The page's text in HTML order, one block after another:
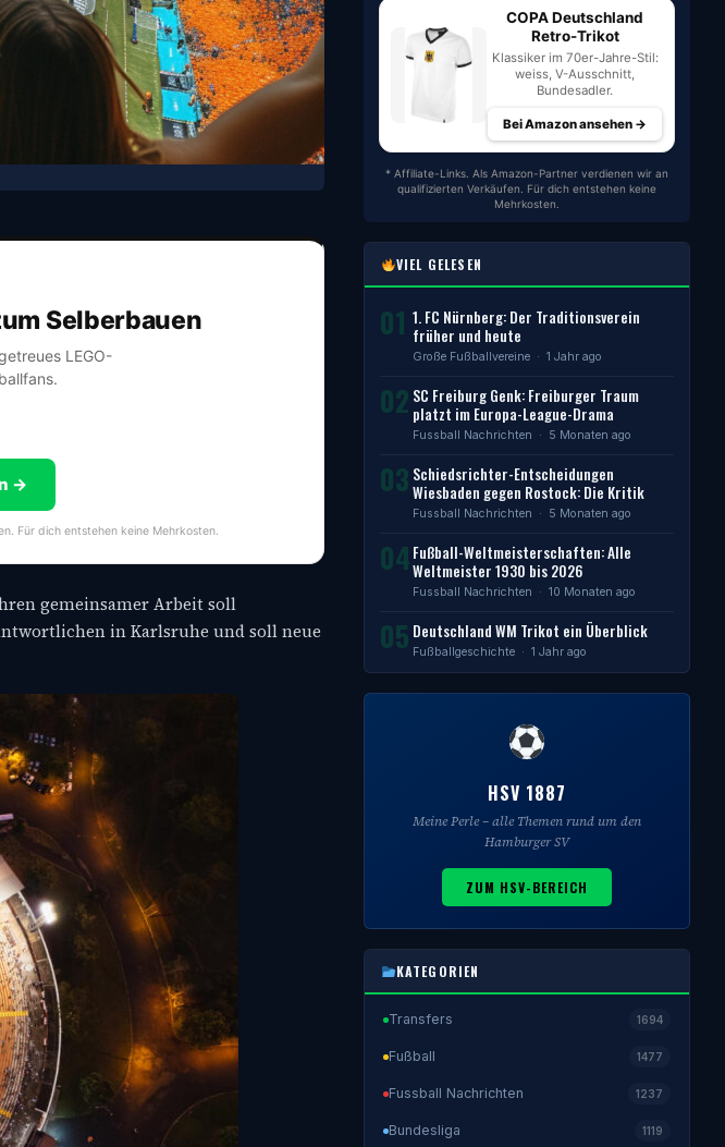
Selberbauen
LEGO-
→
Für dich entstehen keine Mehrkosten.
gemeinsamer Arbeit soll
in Karlsruhe und soll neue
COPA Deutschland
Retro-Trikot
Klassiker im 70er-Jahre-Stil:
weiss, V-Ausschnitt,
Bundesadler.
Bei Amazon ansehen →
* Affiliate-Links. Als Amazon-Partner verdienen wir an
qualifizierten Verkäufen. Für dich entstehen keine
Mehrkosten.
VIEL GELESEN
01 1. FC Nürnberg: Der Traditionsverein
früher und heute
Große Fußballvereine · 1 Jahr ago
02 SC Freiburg Genk: Freiburger Traum
platzt im Europa-League-Drama
Fussball Nachrichten · 5 Monaten ago
03 Schiedsrichter-Entscheidungen
Wiesbaden gegen Rostock: Die Kritik
Fussball Nachrichten · 5 Monaten ago
04 Fußball-Weltmeisterschaften: Alle
Weltmeister 1930 bis 2026
Fussball Nachrichten · 10 Monaten ago
05 Deutschland WM Trikot ein Überblick
Fußballgeschichte · 1 Jahr ago
HSV 1887
Meine Perle – alle Themen rund um den
Hamburger SV
ZUM HSV-BEREICH
KATEGORIEN
Transfers 1694
Fußball 1477
Fussball Nachrichten 1237
Bundesliga 1119